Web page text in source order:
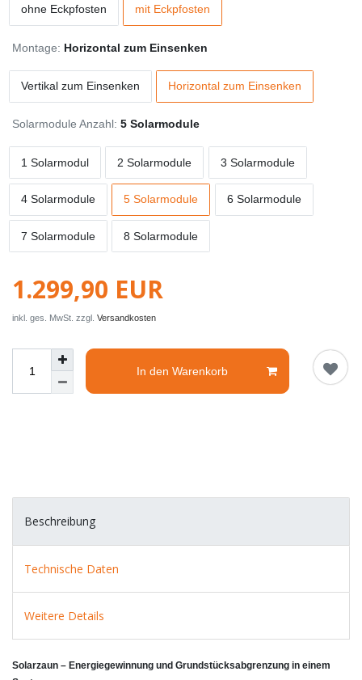
ohne Eckpfosten mit Eckpfosten
Montage: Horizontal zum Einsenken
Vertikal zum Einsenken Horizontal zum Einsenken
Solarmodule Anzahl: 5 Solarmodule
1 Solarmodul 2 Solarmodule 3 Solarmodule
4 Solarmodule 5 Solarmodule 6 Solarmodule
7 Solarmodule 8 Solarmodule
1.299,90 EUR
inkl. ges. MwSt. zzgl. Versandkosten
In den Warenkorb
Beschreibung
Technische Daten
Weitere Details
Solarzaun – Energiegewinnung und Grundstücksabgrenzung in einem